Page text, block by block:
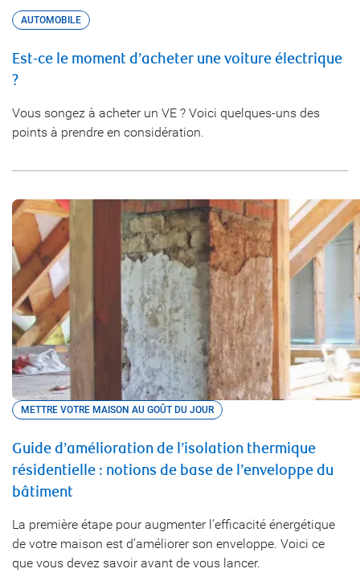
AUTOMOBILE
Est-ce le moment d’acheter une voiture électrique
?
Vous songez à acheter un VE ? Voici quelques-uns des
points à prendre en considération.
METTRE VOTRE MAISON AU GOÛT DU JOUR
Guide d’amélioration de l’isolation thermique
résidentielle : notions de base de l’enveloppe du
bâtiment
La première étape pour augmenter l’efficacité énergétique
de votre maison est d’améliorer son enveloppe. Voici ce
que vous devez savoir avant de vous lancer.